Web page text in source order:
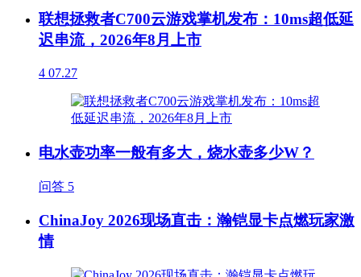
联想拯救者C700云游戏掌机发布：10ms超低延
迟串流，2026年8月上市
4 07.27
电水壶功率一般有多大，烧水壶多少W？
问答 5
ChinaJoy 2026现场直击：瀚铠显卡点燃玩家激
情